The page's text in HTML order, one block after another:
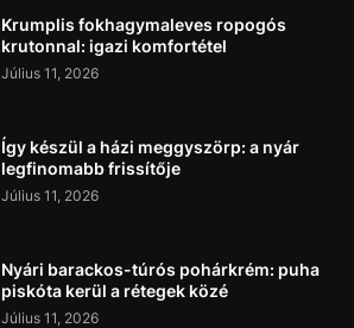
Krumplis fokhagymaleves ropogós
krutonnal: igazi komfortétel
Július 11, 2026
Így készül a házi meggyszörp: a nyár
legfinomabb frissítője
Július 11, 2026
Nyári barackos-túrós pohárkrém: puha
piskóta kerül a rétegek közé
Július 11, 2026